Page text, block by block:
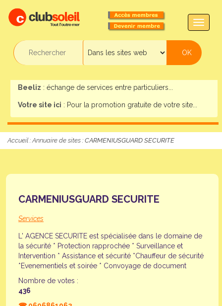
Beeliz : échange de services entre particuliers...
Votre site ici : Pour la promotion gratuite de votre site...
Accueil :Annuaire de sites : CARMENIUSGUARD SECURITE
CARMENIUSGUARD SECURITE
Services
L' AGENCE SECURITE est spécialisée dans le domaine de
la sécurité * Protection rapprochée * Surveillance et
Intervention * Assistance et sécurité *Chauffeur de sécurité
*Evenementiels et soirée * Convoyage de document
Nombre de votes :
436